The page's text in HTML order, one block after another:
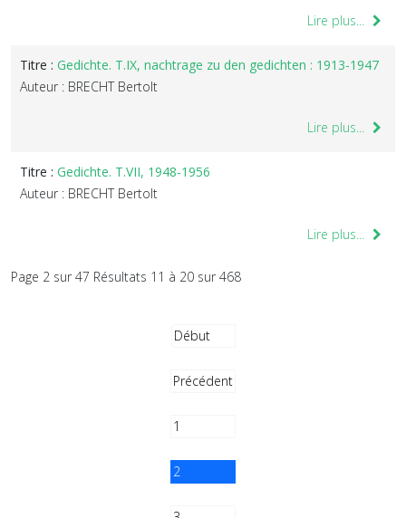
Lire plus...
Titre : Gedichte. T.IX, nachtrage zu den gedichten : 1913-1947
Auteur : BRECHT Bertolt
Lire plus...
Titre : Gedichte. T.VII, 1948-1956
Auteur : BRECHT Bertolt
Lire plus...
Page 2 sur 47 Résultats 11 à 20 sur 468
Début
Précédent
1
2